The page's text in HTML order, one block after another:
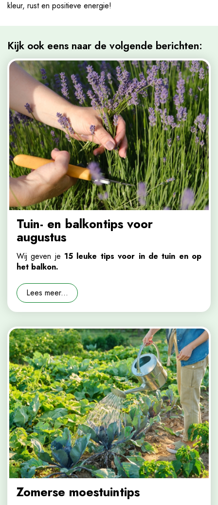
kleur, rust en positieve energie!
Kijk ook eens naar de volgende berichten:
Tuin- en balkontips voor
augustus
Wij geven je 15 leuke tips voor in de tuin en op
het balkon.
Lees meer...
Zomerse moestuintips